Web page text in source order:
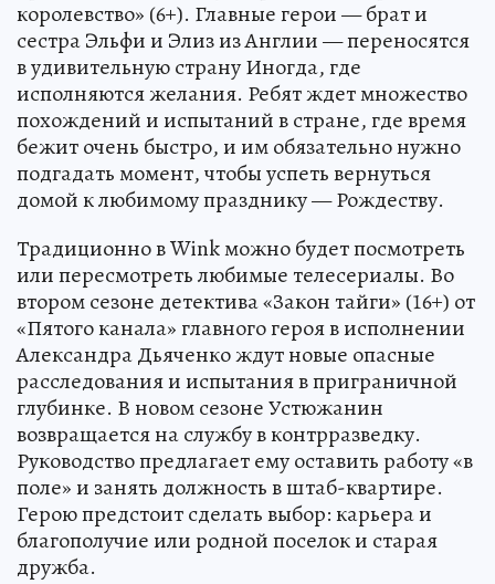
королевство» (6+). Главные герои — брат и
сестра Эльфи и Элиз из Англии — переносятся
в удивительную страну Иногда, где
исполняются желания. Ребят ждет множество
похождений и испытаний в стране, где время
бежит очень быстро, и им обязательно нужно
подгадать момент, чтобы успеть вернуться
домой к любимому празднику — Рождеству.
Традиционно в Wink можно будет посмотреть
или пересмотреть любимые телесериалы. Во
втором сезоне детектива «Закон тайги» (16+) от
«Пятого канала» главного героя в исполнении
Александра Дьяченко ждут новые опасные
расследования и испытания в приграничной
глубинке. В новом сезоне Устюжанин
возвращается на службу в контрразведку.
Руководство предлагает ему оставить работу «в
поле» и занять должность в штаб-квартире.
Герою предстоит сделать выбор: карьера и
благополучие или родной поселок и старая
дружба.